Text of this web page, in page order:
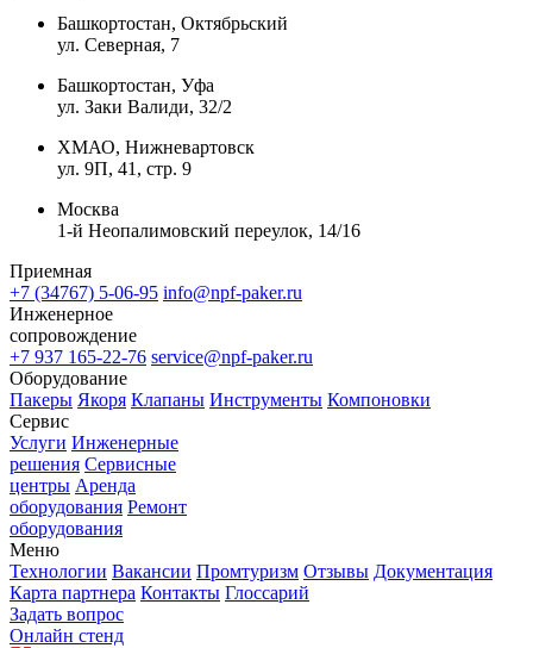
Башкортостан, Октябрьский
ул. Северная, 7
Башкортостан, Уфа
ул. Заки Валиди, 32/2
ХМАО, Нижневартовск
ул. 9П, 41, стр. 9
Москва
1-й Неопалимовский переулок, 14/16
Приемная
+7 (34767) 5-06-95 info@npf-paker.ru
Инженерное
сопровождение
+7 937 165-22-76 service@npf-paker.ru
Оборудование
Пакеры Якоря Клапаны Инструменты Компоновки
Сервис
Услуги Инженерные
решения Сервисные
центры Аренда
оборудования Ремонт
оборудования
Меню
Технологии Вакансии Промтуризм Отзывы Документация
Карта партнера Контакты Глоссарий
Задать вопрос
Онлайн стенд